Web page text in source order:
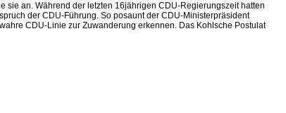
sie an. Während der letzten 16jährigen CDU-Regierungszeit hatten
der CDU-Führung. So posaunt der CDU-Ministerpräsident
CDU-Linie zur Zuwanderung erkennen. Das Kohlsche Postulat